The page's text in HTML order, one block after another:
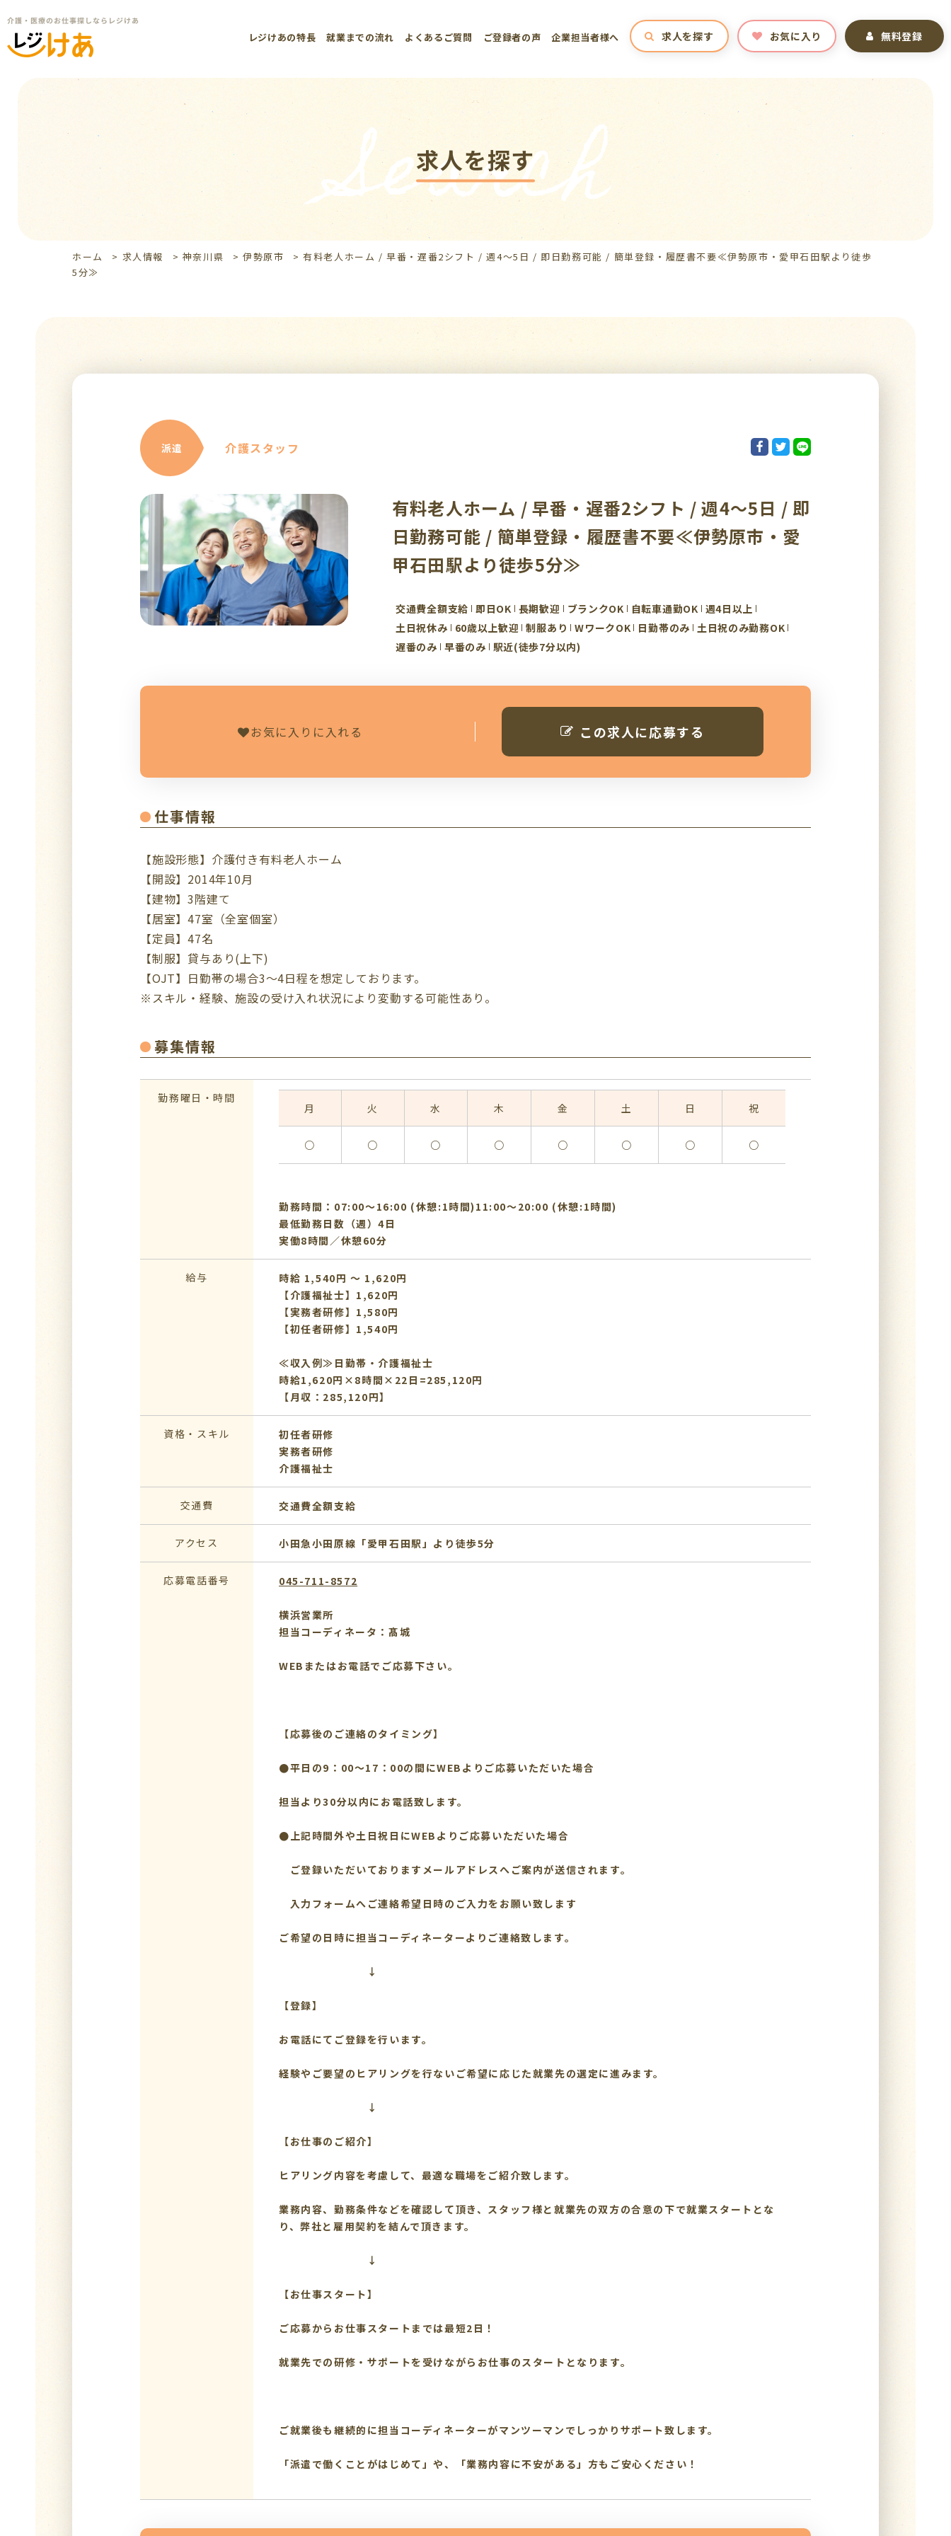
レジけあの特長 就業までの流れ よくあるご質問 ご登録者の声 企業担当者様へ 求人を探す お気に入り 無料登録
求人を探す
Search
ホーム > 求人情報 > 神奈川県 >伊勢原市 >有料老人ホーム / 早番・遅番2シフト / 週4～5日 / 即日勤務可能 / 簡単登録・履歴書不要≪伊勢原市・愛甲石田駅より徒歩
5分≫
派遣 介護スタッフ
有料老人ホーム / 早番・遅番2シフト / 週4～5日 / 即
日勤務可能 / 簡単登録・履歴書不要≪伊勢原市・愛
甲石田駅より徒歩5分≫
交通費全額支給 即日OK 長期歓迎 ブランクOK 自転車通勤OK 週4日以上
土日祝休み 60歳以上歓迎 制服あり WワークOK 日勤帯のみ 土日祝のみ勤務OK
遅番のみ 早番のみ 駅近(徒歩7分以内)
お気に入りに入れる この求人に応募する
仕事情報
【施設形態】介護付き有料老人ホーム
【開設】2014年10月
【建物】3階建て
【居室】47室（全室個室）
【定員】47名
【制服】貸与あり(上下)
【OJT】日勤帯の場合3～4日程を想定しております。
※スキル・経験、施設の受け入れ状況により変動する可能性あり。
募集情報
勤務曜日・時間
月 火 水 木 金 土 日 祝
○ ○ ○ ○ ○ ○ ○ ○
勤務時間：07:00〜16:00 (休憩:1時間)11:00〜20:00 (休憩:1時間)
最低勤務日数（週）4日
実働8時間／休憩60分
給与
時給 1,540円 〜 1,620円
【介護福祉士】1,620円
【実務者研修】1,580円
【初任者研修】1,540円
≪収入例≫日勤帯・介護福祉士
時給1,620円×8時間×22日=285,120円
【月収：285,120円】
資格・スキル
初任者研修
実務者研修
介護福祉士
交通費 交通費全額支給
アクセス 小田急小田原線「愛甲石田駅」より徒歩5分
応募電話番号 045-711-8572
横浜営業所
担当コーディネータ：髙城
WEBまたはお電話でご応募下さい。
【応募後のご連絡のタイミング】
●平日の9：00～17：00の間にWEBよりご応募いただいた場合
担当より30分以内にお電話致します。
●上記時間外や土日祝日にWEBよりご応募いただいた場合
ご登録いただいておりますメールアドレスへご案内が送信されます。
入力フォームへご連絡希望日時のご入力をお願い致します
ご希望の日時に担当コーディネーターよりご連絡致します。
↓
【登録】
お電話にてご登録を行います。
経験やご要望のヒアリングを行ないご希望に応じた就業先の選定に進みます。
↓
【お仕事のご紹介】
ヒアリング内容を考慮して、最適な職場をご紹介致します。
業務内容、勤務条件などを確認して頂き、スタッフ様と就業先の双方の合意の下で就業スタートとな
り、弊社と雇用契約を結んで頂きます。
↓
【お仕事スタート】
ご応募からお仕事スタートまでは最短2日！
就業先での研修・サポートを受けながらお仕事のスタートとなります。
ご就業後も継続的に担当コーディネーターがマンツーマンでしっかりサポート致します。
「派遣で働くことがはじめて」や、「業務内容に不安がある」方もご安心ください！